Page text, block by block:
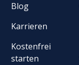
Blog
Karrieren
Kostenfrei
starten